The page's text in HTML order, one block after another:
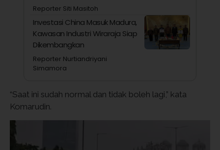
Reporter Siti Masitoh
Investasi China Masuk Madura,
Kawasan Industri Wiraraja Siap
Dikembangkan
Reporter Nurtiandriyani
Simamora
“Saat ini sudah normal dan tidak boleh lagi,” kata
Komarudin.